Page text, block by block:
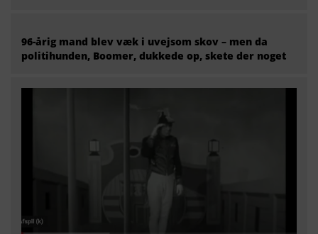
96-årig mand blev væk i uvejsom skov – men da
politihunden, Boomer, dukkede op, skete der noget